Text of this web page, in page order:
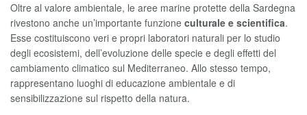
Oltre al valore ambientale, le aree marine protette della Sardegna
rivestono anche un’importante funzione culturale e scientifica.
Esse costituiscono veri e propri laboratori naturali per lo studio
degli ecosistemi, dell’evoluzione delle specie e degli effetti del
cambiamento climatico sul Mediterraneo. Allo stesso tempo,
rappresentano luoghi di educazione ambientale e di
sensibilizzazione sul rispetto della natura.